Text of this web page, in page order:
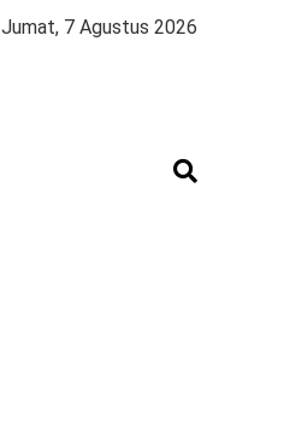
Jumat, 7 Agustus 2026